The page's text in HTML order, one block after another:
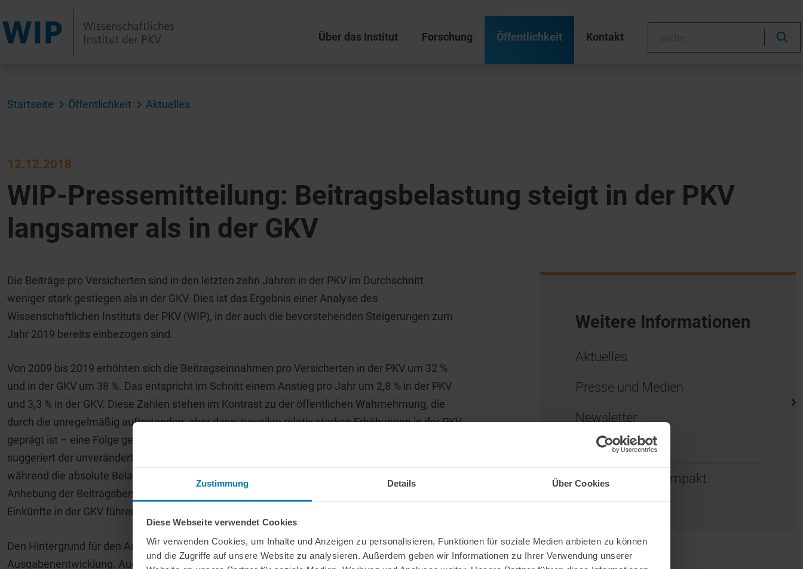
Zustimmung Details Über Cookies
Diese Webseite verwendet Cookies
Wir verwenden Cookies, um Inhalte und Anzeigen zu personalisieren, Funktionen für soziale Medien anbieten zu können
und die Zugriffe auf unsere Website zu analysieren. Außerdem geben wir Informationen zu Ihrer Verwendung unserer
Über das Institut Forschung Öffentlichkeit Kontakt
Startseite Öffentlichkeit Aktuelles
WIP-Pressemitteilung: Beitragsbelastung steigt in der PKV
langsamer als in der GKV
12.12.2018
Die Beiträge pro Versicherten sind in den letzten zehn Jahren in der PKV im Durchschnitt
weniger stark gestiegen als in der GKV. Dies ist das Ergebnis einer Analyse des
Wissenschaftlichen Instituts der PKV (WIP), in der auch die bevorstehenden Steigerungen zum
Jahr 2019 bereits einbezogen sind.
Von 2009 bis 2019 erhöhten sich die Beitragseinnahmen pro Versicherten in der PKV um 32 %
und in der GKV um 38 %. Das entspricht im Schnitt einem Anstieg pro Jahr um 2,8 % in der PKV
und 3,3 % in der GKV. Diese Zahlen stehen im Kontrast zu der öffentlichen Wahrnehmung, die
durch die unregelmäßig auftretenden, aber dann zuweilen relativ starken Erhöhungen in der PKV
geprägt ist – eine Folge gesetzlicher Vorgaben zur nachholenden Beitragsanpassung. Dagegen
suggeriert der unveränderte Beitragssatz in der GKV fälschlicherweise eine stabile Entwicklung,
während die absolute Belastung der Versicherten stetig gestiegen ist. Die regelmäßige
Anhebung der Beitragsbemessungsgrenze und das hohe Wachstum der beitragspflichtigen
Einkünfte in der GKV führen in der Summe dort aber zu deutlich steigenden Beitragszahlungen.
Den Hintergrund für den Anstieg der Beiträge bildet in beiden Systemen die steigende
Ausgabenentwicklung. Auch hier weist die GKV höhere Zuwächse auf. Im Schnitt sind die
Weitere Informationen
Aktuelles
Presse und Medien
Newsletter
Kooperationen
Wissenschaft kompakt